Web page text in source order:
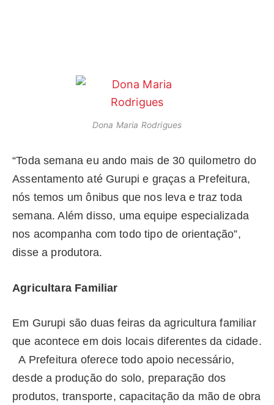
Dona Maria Rodrigues
“Toda semana eu ando mais de 30 quilometro do
Assentamento até Gurupi e graças a Prefeitura,
nós temos um ônibus que nos leva e traz toda
semana. Além disso, uma equipe especializada
nos acompanha com todo tipo de orientação”,
disse a produtora.
Agricultara Familiar
Em Gurupi são duas feiras da agricultura familiar
que acontece em dois locais diferentes da cidade.
A Prefeitura oferece todo apoio necessário,
desde a produção do solo, preparação dos
produtos, transporte, capacitação da mão de obra